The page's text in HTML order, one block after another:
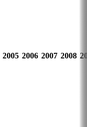
2005 2006 2007 2008